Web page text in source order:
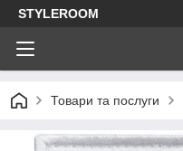
STYLEROOM
Товари та послуги